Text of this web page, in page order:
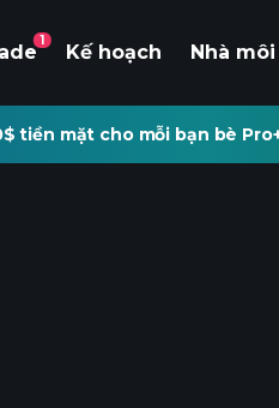
1
Kế hoạch Nhà
tiền mặt cho mỗi bạn bè